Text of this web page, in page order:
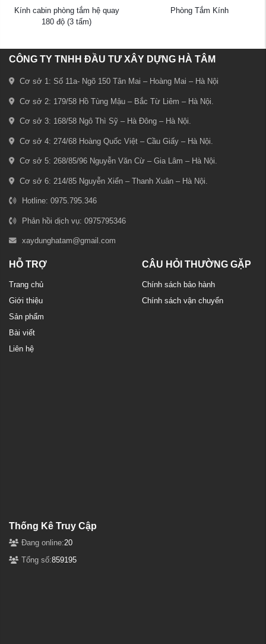
Kính cabin phòng tắm hệ quay
180 độ (3 tấm)
Phòng Tắm Kính
CÔNG TY TNHH ĐẦU TƯ XÂY DỰNG HÀ TÂM
Cơ sở 1: Số 11a- Ngõ 150 Tân Mai – Hoàng Mai – Hà Nội
Cơ sở 2: 179/58 Hồ Tùng Mậu – Bắc Từ Liêm – Hà Nội.
Cơ sở 3: 168/58 Ngô Thì Sỹ – Hà Đông – Hà Nội.
Cơ sở 4: 274/68 Hoàng Quốc Việt – Cầu Giấy – Hà Nội.
Cơ sở 5: 268/85/96 Nguyễn Văn Cừ – Gia Lâm – Hà Nội.
Cơ sở 6: 214/85 Nguyễn Xiển – Thanh Xuân – Hà Nội.
Hotline: 0975.795.346
Phản hồi dịch vụ: 0975795346
xaydunghatam@gmail.com
HỖ TRỢ
Trang chủ
Giới thiệu
Sản phẩm
Bài viết
Liên hệ
CÂU HỎI THƯỜNG GẶP
Chính sách bảo hành
Chính sách vận chuyển
Thống Kê Truy Cập
Đang online:20
Tổng số:859195